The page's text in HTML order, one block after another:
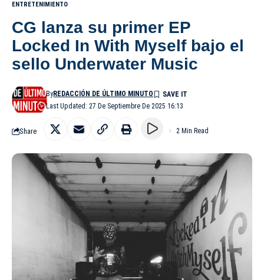
ENTRETENIMIENTO
CG lanza su primer EP
Locked In With Myself bajo el
sello Underwater Music
Last Updated: 27 De Septiembre De 2025 16:13
ByREDACCIÓN DE ÚLTIMO MINUTO
Share 2 Min Read